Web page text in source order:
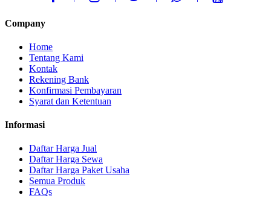
Company
Home
Tentang Kami
Kontak
Rekening Bank
Konfirmasi Pembayaran
Syarat dan Ketentuan
Informasi
Daftar Harga Jual
Daftar Harga Sewa
Daftar Harga Paket Usaha
Semua Produk
FAQs